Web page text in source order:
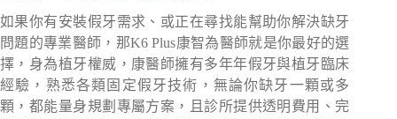
如果你有安裝假牙需求、或正在尋找能幫助你解決缺牙
問題的專業醫師，那K6 Plus康智為醫師就是你最好的選
擇，身為植牙權威，康醫師擁有多年年假牙與植牙臨床
經驗，熟悉各類固定假牙技術，無論你缺牙一顆或多
顆，都能量身規劃專屬方案，且診所提供透明費用、完